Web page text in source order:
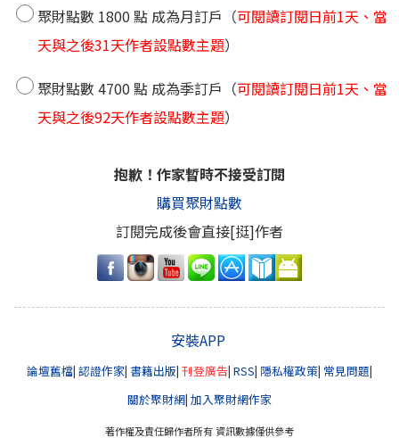
聚財點數 1800 點 成為月訂戶（可閱讀訂閱日前1天、當
天與之後31天作者設點數主題）
聚財點數 4700 點 成為季訂戶（可閱讀訂閱日前1天、當
天與之後92天作者設點數主題）
抱歉！作家暫時不接受訂閱
購買聚財點數
訂閱完成後會直接[挺]作者
安裝APP
論壇舊檔| 認證作家| 書籍出版| 刊登廣告| RSS| 隱私權政策| 常見問題|
關於聚財網| 加入聚財網作家
著作權及責任歸作者所有 資訊數據僅供參考